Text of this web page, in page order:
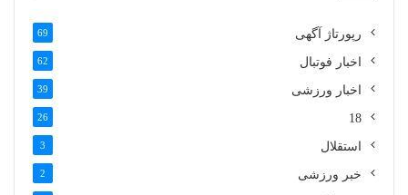
رپورتاژ آگهی 69
اخبار فوتبال 62
اخبار ورزشی 39
18
26
استقلال 3
خبر ورزشی 2